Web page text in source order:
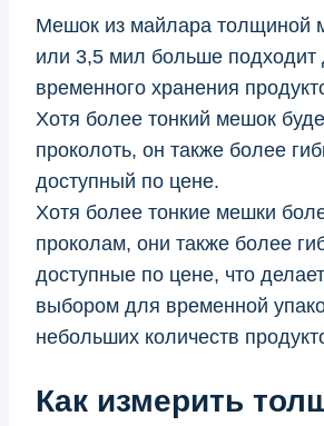
Мешок из майлара толщиной
или 3,5 мил больше подходит
временного хранения
Хотя более тонкий мешок
проколоть, он также более
доступный по цене.
Хотя более тонкие мешки
проколам, они также более
доступные по цене, что
выбором для временной
небольших количеств
Как измерить